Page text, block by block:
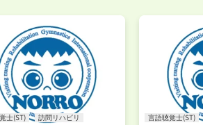
士(ST) 訪問リハビリ 言語聴覚士(ST)